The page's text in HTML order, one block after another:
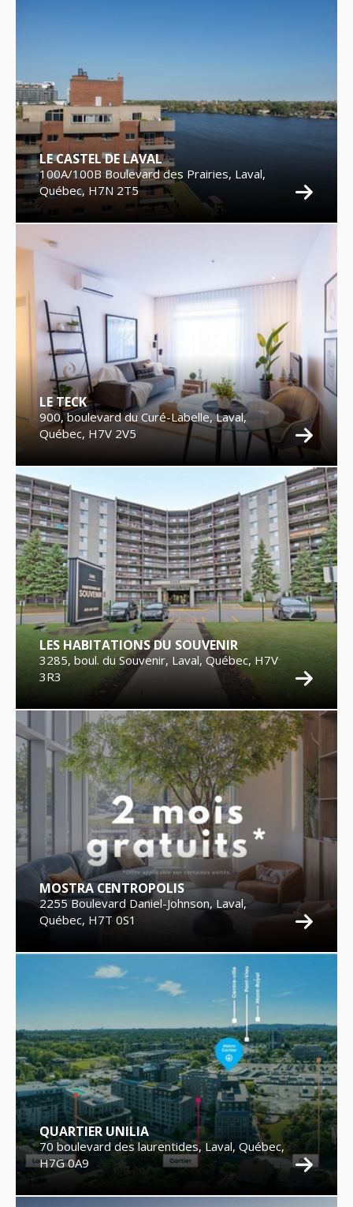
LE CASTEL DE LAVAL
100A/100B Boulevard des Prairies, Laval,
Québec, H7N 2T5
LE TECK
900, boulevard du Curé-Labelle, Laval,
Québec, H7V 2V5
LES HABITATIONS DU SOUVENIR
3285, boul. du Souvenir, Laval, Québec, H7V
3R3
MOSTRA CENTROPOLIS
2255 Boulevard Daniel-Johnson, Laval,
Québec, H7T 0S1
QUARTIER UNILIA
70 boulevard des laurentides, Laval, Québec,
H7G 0A9